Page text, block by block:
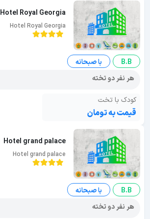
Hotel Royal Georgia
Hotel Royal Georgia
B.B
با صبحانه
هر نفر دو تخته
کودک با تخت
قیمت به تومان
Hotel grand palace
Hotel grand palace
B.B
با صبحانه
هر نفر دو تخته